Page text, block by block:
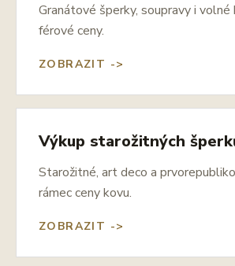
Granátové šperky, soupravy i volné
férové ceny.
ZOBRAZIT ->
Výkup starožitných
Starožitné, art deco a
rámec ceny kovu.
ZOBRAZIT ->